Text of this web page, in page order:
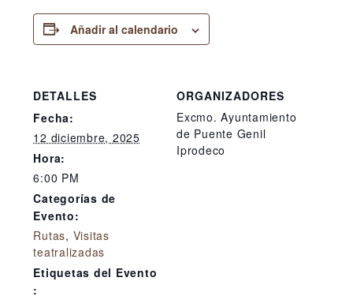
Añadir al calendario
DETALLES
Fecha:
12 diciembre, 2025
Hora:
6:00 PM
Categorías de
Evento:
Rutas, Visitas
teatralizadas
Etiquetas del Evento
:
ORGANIZADORES
Excmo. Ayuntamiento
de Puente Genil
Iprodeco